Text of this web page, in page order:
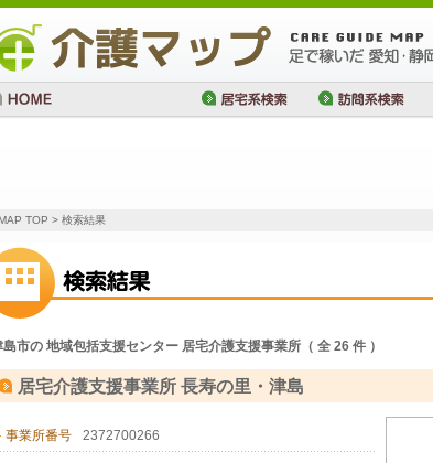
TOP > 検索結果
島市の 地域包括支援センター 居宅介護支援事業所（ 全 26 件 ）
居宅介護支援事業所 長寿の里・津島
事業所番号 2372700266